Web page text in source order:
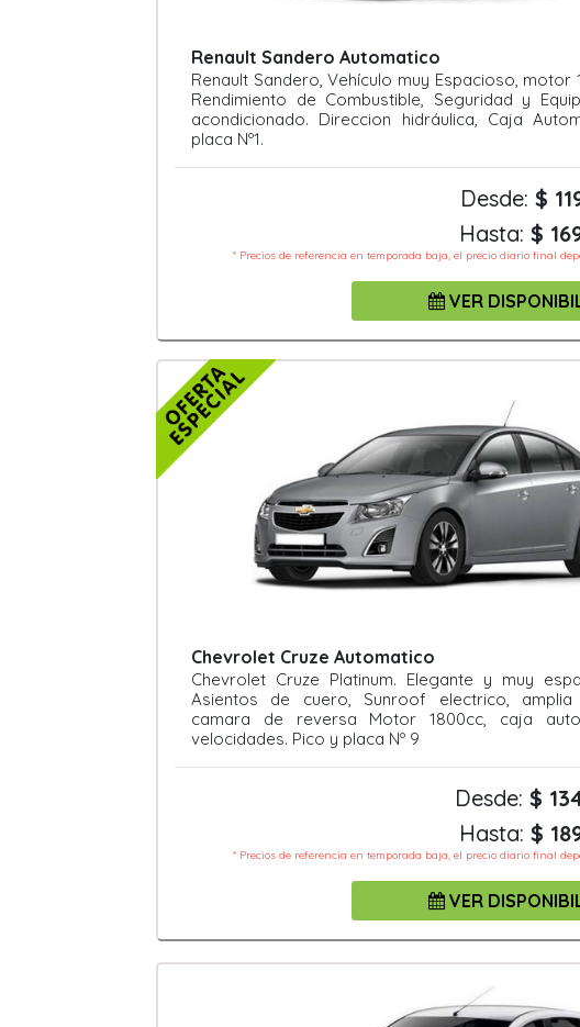
Renault Sandero Automatico
Renault Sandero, Vehículo muy Espacioso, motor
Rendimiento de Combustible, Seguridad y
acondicionado. Direccion hidráulica, Caja
placa Nº1.
Desde: $
Hasta: $
* Precios de referencia en temporada baja, el precio diario final
VER
Chevrolet Cruze Automatico
Chevrolet Cruze Platinum. Elegante y muy
Asientos de cuero, Sunroof electrico,
camara de reversa Motor 1800cc, caja
velocidades. Pico y placa Nº 9
Desde: $
Hasta: $
* Precios de referencia en temporada baja, el precio diario final
VER